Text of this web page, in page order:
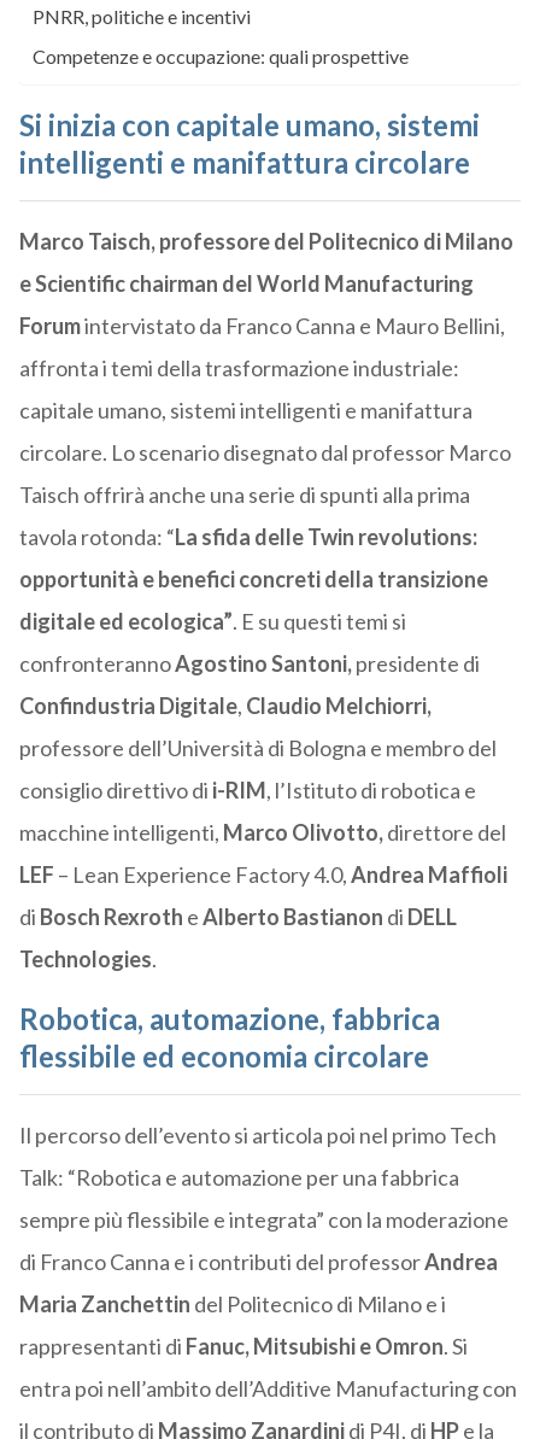
PNRR, politiche e incentivi
Competenze e occupazione: quali prospettive
Si inizia con capitale umano, sistemi
intelligenti e manifattura circolare
Marco Taisch, professore del Politecnico di Milano
e Scientific chairman del World Manufacturing
Forumintervistato da Franco Canna e Mauro Bellini,
affronta i temi della trasformazione industriale:
capitale umano, sistemi intelligenti e manifattura
circolare. Lo scenario disegnato dal professor Marco
Taisch offrirà anche una serie di spunti alla prima
tavola rotonda: “La sfida delle Twin revolutions:
opportunità e benefici concreti della transizione
digitale ed ecologica”. E su questi temi si
confronterannoAgostino Santoni,presidente di
Confindustria Digitale, Claudio Melchiorri,
professore dell’Università di Bologna e membro del
consiglio direttivo di i-RIM, l’Istituto di robotica e
macchine intelligenti, Marco Olivotto,direttore del
LEF – Lean Experience Factory 4.0,Andrea Maffioli
di Bosch Rexroth eAlberto Bastianon di DELL
Technologies.
Robotica, automazione, fabbrica
flessibile ed economia circolare
Il percorso dell’evento si articola poi nel primo Tech
Talk: “Robotica e automazione per una fabbrica
sempre più flessibile e integrata” con la moderazione
di Franco Canna e i contributi del professorAndrea
Maria Zanchettin del Politecnico di Milano e i
rappresentanti di Fanuc, Mitsubishi e Omron. Si
entra poi nell’ambito dell’Additive Manufacturing con
il contributo di Massimo Zanardinidi P4I, di HPe la